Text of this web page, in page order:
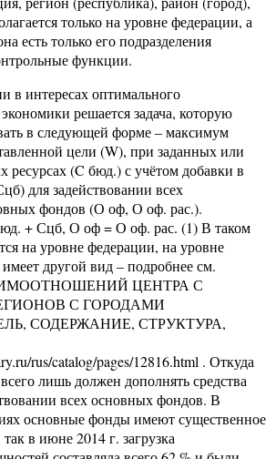
только на уровне федерации, а
есть только его подразделения
функции.
в интересах оптимального
решается задача, которую
в следующей форме – максимум
цели (W), при заданных или
(C бюд.) с учётом добавки в
для задействовании всех
фондов (О оф, О оф. рас.).
идёт замещение официантов роботами, и другие профессии претерпевают значительные изменения. Здесь по-другому должно рассматриваться понятие производительности труда. Не просто прибыль на затраченный труд и, получив при таком подсчёте огромную производительность труда, получим и огромную безработицу за воротами. Авторы проблему занятости отмечают, но только в смысле «необходимо …». Попытка решать проблему через увеличение пенсионного возраста – близорукое решение. Если будут работники выходить на пенсию на 5 лет позже, то без работы 5 лет останутся те, которым 18. Поэтому могильщиком капитализма может оказаться голодная, безграмотная и обкуренная молодежь – это можно и наблюдать в совремённой Европе. По поводу прогнозов развития российской экономики до 2030 г. и даже 2060 г., которые делает ОЭСР в виде темпов роста ВВП до 2030 г. составят 2,8%, а между 2030 и 2060 гг. снизятся до 1,2% . Это очень грустно. В «Основы теории экономических систем» («Люблю книги» 978-3-659-60735-6) есть рисунок 18, из которого следует, что при таких темпах роста Россия окажется на задворках мировой экономики. Кроме того, как экономистам, авторам и ОЭСР надо бы знать, что рыночная экономика – это кризисная экономика и на таких отрезках времени будет много кризисов. На том же рисунке следующий кризис в 2021 -2023 гг., а следующий около 30 – х годов. Это надо помнить, чтобы следующий кризис не был неожиданностью. На рисунке отмечен и кризис 2014 г., а сам рисунок был сделан в 2009 г. – автор угадал! Закончится он в 2016 г. – посмотрим. Перейдём непосредственно к рассмотрению предложений контуров в модель экономического роста. Как и при разработке любой модели, работа начинается с анализа существующей среды и делается вывод о том, в чём причина необходимости разработки модели, и что надо сделать. Как результат - далее цитата: «Когда говорят о причинах недостаточной инвестиционной привлекательности российской экономики, обычно называют низкое качество институциональной среды (незащищенность собственности, несовершенство судебной системы, высокие административные барьеры, коррупцию)». Что представляют собой эти причины и можно ли их устранить: Собственность – практически огромное число предприятий принадлежит собственникам, вернее акционерам – не защищена она в том смысле, что каждый собственник стремится поглотить себе подобного, что является естественным – эгоизм. Причина субъективная и не устранима в условиях рыночной экономики - это удовлетворения эгоистических потребностей (пирамида Маслоу) – эгоизм для неё тупик. Судебная система – она несовершенна по своей природе. Смотрим 67 статью Гражданского процессуального Кодекса Российской ФедерацииСтатья 67. Оценка доказательств 1. Суд оценивает доказательства по своему внутреннему убеждению, основанному на всестороннем, полном, объективном и непосредственном исследовании имеющихся в деле доказательств.2. Никакие доказательства не имеют для суда заранее установленной силы… (выделено автором) И далее как в поговорке: «Смотри пункт первый». ------------------------------------------------. Административные барьеры – они тоже нужны и их сложность определяется принятой системой управления. Причина, в общем, должна поддаваться устранению, но только во взаимосвязи с другими причинами. Коррупция – это в совремённом и ближайшем будущем мире атрибут любой экономики. Её природа – эгоизм собственников; источник - наличие частной и личной собственности, т. е. она была, есть и будет; её движущей силой является конкуренция. (Более подробно в «Основы теории экономических систем» («Люблю книги» 978-3-659-60735-6) ). При определении путей снижения коррупции всегда необходимо исходить из этой триады, в противном случае все рассуждения типа конфискация и проч. малоэффективны. Далее снова цитата: «Признавая важность всех этих факторов, мы считаем, что главная проблема отечественной экономики имеет еще более глубокий характер — она заключается в слабости рыночных механизмов. Зрелая рыночная система состоит из агентов (компании, банки, работники), имеющих сильные стимулы и участвующих в конкуренции по установленным правилам». Действительно рыночная экономика состоит из агентов, прежде всего собственников, которые расположены на различных иерархических уровнях: агенты поселения, агенты района (города), агенты региона, агенты федеральные и транснациональные агенты. Всё определяется их финансовыми возможностями и каждый на своём уровне оказывает влияние на власть соответствующего уровня. Их сильными стимулами являются удовлетворение эгоистических потребностей (пирамида Маслоу) и это тупик – в конечном итоге тупик в развитии рыночной экономики. Нельзя в одну «кучу» вносить и собственников, и работников. Стимулы работников заканчиваются на удовлетворении их первичных потребностей и потребностей в самосохранении со стороны собственников, а зачастую и этих нет – не выплата заработной платы. По вопросу конкуренции – её повторяют рыночники как некое заклинание, не представляя, что ей сотни лет и если во времена А. Смита она и являлась неким движителем экономики, то в совремённых условиях – это скорее тормоз. есть конкуренция и недобросовестная конкуренция, разделить которые не представляется возможным (см. определения в законе «О защите конкуренции»). конкуренция дорогое удовольствие для государства. Должны быть огромные избыточные производственные, финансовые и людские ресурсы – от 40 до 20 %. добросовестной конкуренции («по определённым правилам» в терминах авторов) в рыночной экономике по определению нет. В бескризисной экономике – это социалистическое соревнование (см. В. И. Ленин «Очередные задачи советской власти»). Поменялись её место и роль в совремённом мирохозяйственном комплексе. Место конкуренции - это межгосударственный (объединениями государств) уровень, а роль в создании властью внутри страны условий обеспечивающих производство конкурентоспособных товаров и услуг и продвижение их на мировой рынок. конкуренция – это движущая сила кризисов и не надо забывать об апофеозе конкуренции – суицид, бандитизм и промшпионаж (см. «Тайны …» и «Основы теории экономических систем» («Люблю книги» 978-3-659-60735-6). По поводу Я. Корнаи и его термина мягких бюджетных ограничений (МБО), которые « Выступают неизбежным свойством управляемой государством экономики и приводят к избыточному, непродуктивному использованию всех ресурсов. …готовность государства мириться с неэффективной работой «своих» компаний, ком